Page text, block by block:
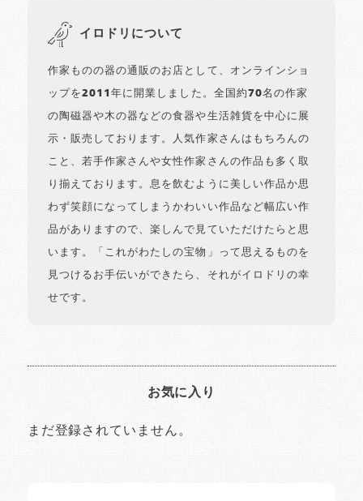
イロドリについて
作家ものの器の通販のお店として、オンラインショ
ップを2011年に開業しました。全国約70名の作家
の陶磁器や木の器などの食器や生活雑貨を中心に展
示・販売しております。人気作家さんはもちろんの
こと、若手作家さんや女性作家さんの作品も多く取
り揃えております。息を飲むように美しい作品か思
わず笑顔になってしまうかわいい作品など幅広い作
品がありますので、楽しんで見ていただけたらと思
います。「これがわたしの宝物」って思えるものを
見つけるお手伝いができたら、それがイロドリの幸
せです。
お気に入り
まだ登録されていません。